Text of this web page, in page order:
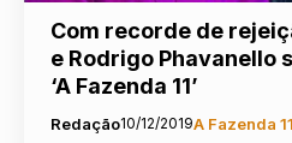
Com recorde de
e Rodrigo Phavanello
‘A Fazenda 11’
Redação10/12/2019A Fazenda 11